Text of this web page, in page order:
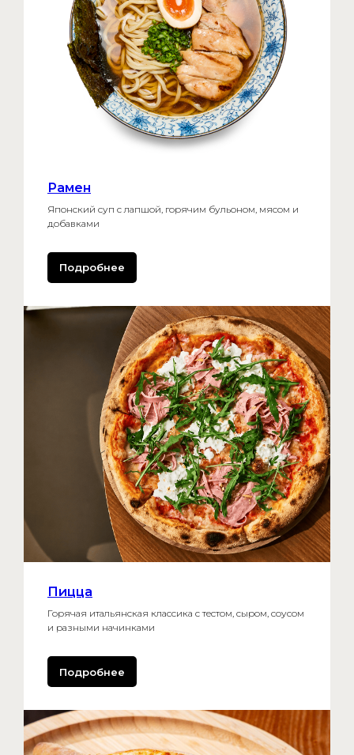
Рамен
Японский суп с лапшой, горячим бульоном, мясом и
добавками
Подробнее
Пицца
Горячая итальянская классика с тестом, сыром, соусом
и разными начинками
Подробнее